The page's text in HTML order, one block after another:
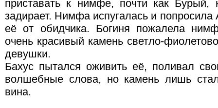
приставать к нимфе, почти как Бурый,
задирает. Нимфа испугалась и попросила
её от обидчика. Богиня пожалела
очень красивый камень светло-
девушки.
Бахус пытался оживить её, поливал
волшебные слова, но камень лишь
вина.